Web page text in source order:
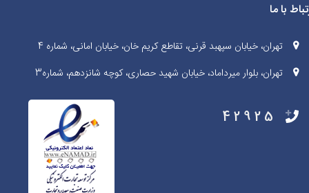
با ما
تهران، خیابان سپهبد قرنی، تقاطع کریم خان، خیابان امانی، شماره 4
تهران، بلوار میرداماد، خیابان شهید حصاری، کوچه شانزدهم، شماره3
42925